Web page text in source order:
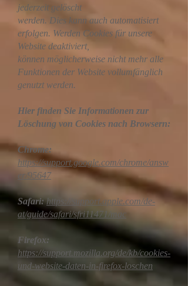
jederzeit gelöscht
werden. Dies kann auch automatisiert
erfolgen. Werden Cookies für unsere
Website deaktiviert,
können möglicherweise nicht mehr alle
Funktionen der Website vollumfänglich
genutzt werden.
Hier finden Sie Informationen zur
Löschung von Cookies nach Browsern:
Chrome:
https://support.google.com/chrome/answ
er/95647
Safari: https://support.apple.com/de-
at/guide/safari/sfri11471/mac
Firefox:
https://support.mozilla.org/de/kb/cookies-
und-website-daten-in-firefox-loschen